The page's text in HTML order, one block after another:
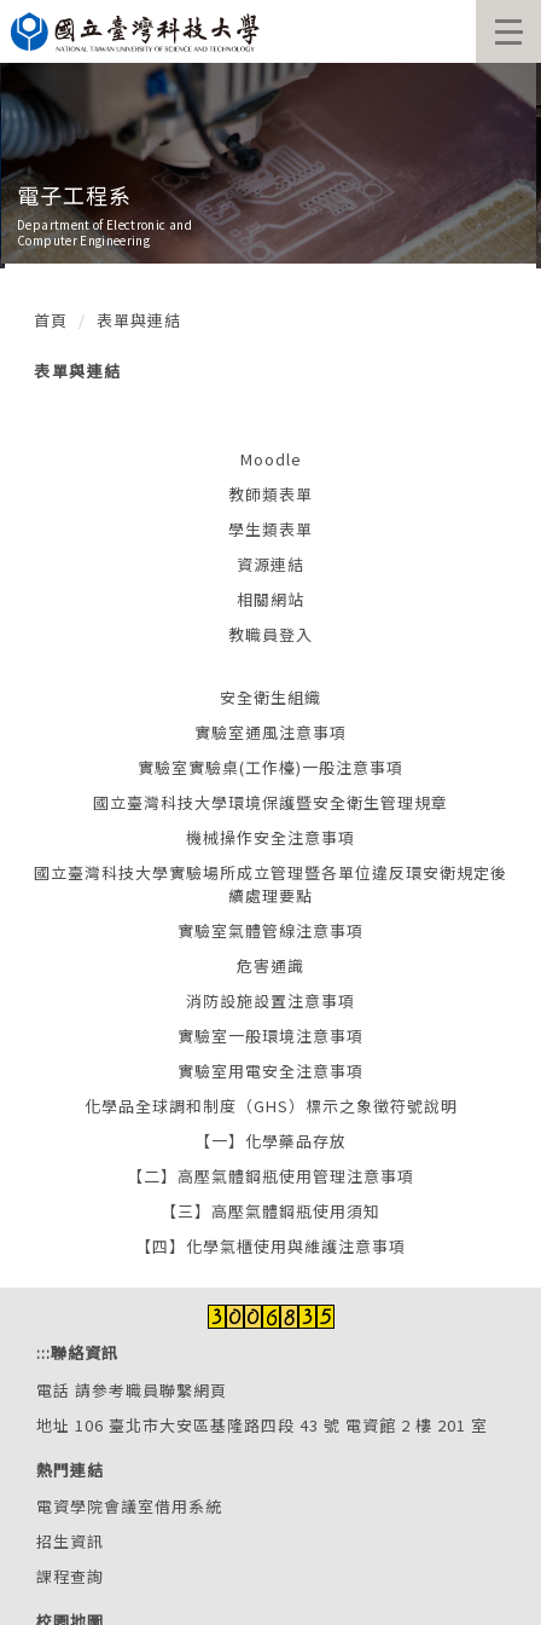
跳
到
主
內
容
區
電子工程系
Department of Electronic and
Computer Engineering
首頁 表單與連結
表單與連結
Moodle
教師類表單
學生類表單
資源連結
相關網站
教職員登入
安全衛生組織
實驗室通風注意事項
實驗室實驗桌(工作檯)一般注意事項
國立臺灣科技大學環境保護暨安全衛生管理規章
機械操作安全注意事項
國立臺灣科技大學實驗場所成立管理暨各單位違反環安衛規定後
續處理要點
實驗室氣體管線注意事項
危害通識
消防設施設置注意事項
實驗室一般環境注意事項
實驗室用電安全注意事項
化學品全球調和制度（GHS）標示之象徵符號說明
【一】化學藥品存放
【二】高壓氣體鋼瓶使用管理注意事項
【三】高壓氣體鋼瓶使用須知
【四】化學氣櫃使用與維護注意事項
:::聯絡資訊
電話 請參考職員聯繫網頁
地址 106 臺北市大安區基隆路四段 43 號 電資館 2 樓 201 室
熱門連結
電資學院會議室借用系統
招生資訊
課程查詢